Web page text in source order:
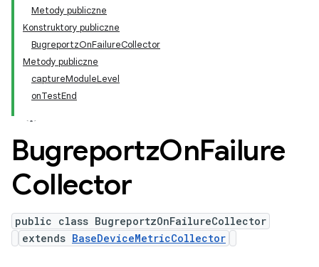
Metody publiczne
Konstruktory publiczne
BugreportzOnFailureCollector
Metody publiczne
captureModuleLevel
onTestEnd
BugreportzOnFailure
Collector
public class BugreportzOnFailureCollector
extends BaseDeviceMetricCollector